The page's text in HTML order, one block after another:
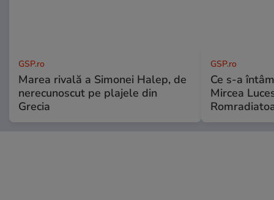
GSP.ro
Marea rivală a Simonei Halep, de
nerecunoscut pe plajele din
Grecia
GSP.ro
Ce s-a
Mircea